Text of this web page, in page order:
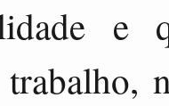
e